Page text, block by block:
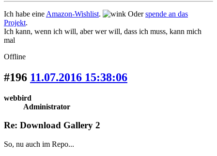
Ich habe eine Amazon-Wishlist. Oderspende an das
Projekt.
Ich kann, wenn ich will, aber wer will, dass ich muss, kann mich
mal
Offline
#196 11.07.2016 15:38:06
webbird
Administrator
Re: Download Gallery 2
So, nu auch im Repo...